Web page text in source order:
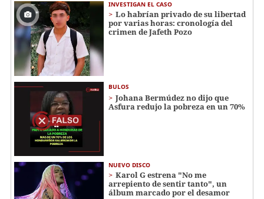
INVESTIGAN EL CASO
Lo habrían privado de su libertad
por varias horas: cronología del
crimen de Jafeth Pozo
BULOS
Johana Bermúdez no dijo que
Asfura redujo la pobreza en un 70%
NUEVO DISCO
Karol G estrena "No me
arrepiento de sentir tanto", un
álbum marcado por el desamor